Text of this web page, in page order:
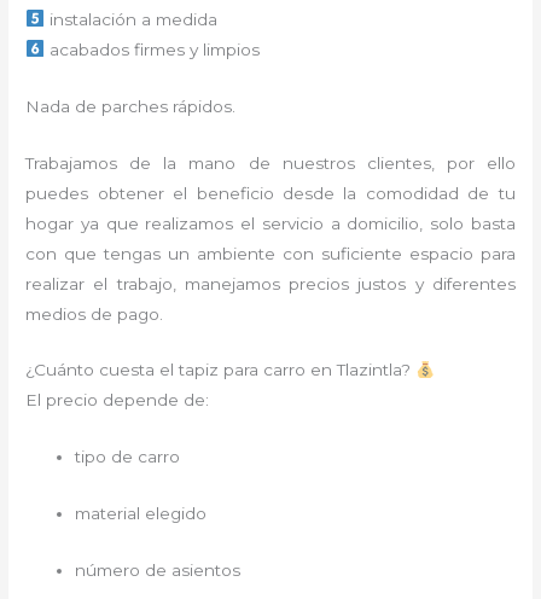
instalación a medida
acabados firmes y limpios
Nada de parches rápidos.
Trabajamos de la mano de nuestros clientes, por ello
puedes obtener el beneficio desde la comodidad de tu
hogar ya que realizamos el servicio a domicilio, solo basta
con que tengas un ambiente con suficiente espacio para
realizar el trabajo, manejamos precios justos y diferentes
medios de pago.
¿Cuánto cuesta el tapiz para carro en Tlazintla?
El precio depende de:
tipo de carro
material elegido
número de asientos